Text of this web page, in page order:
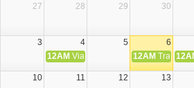
27
28 29 30
3 4 5 6
12AM Viaje Diocesano a Japón.
12AM
10 11 12 13